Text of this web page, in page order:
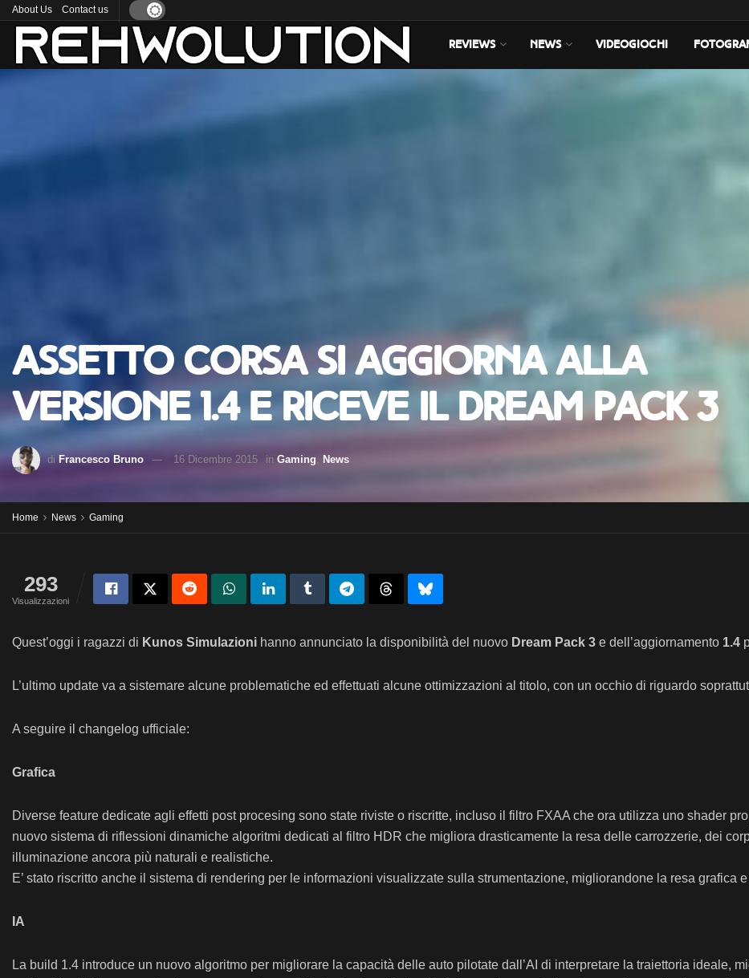
About Us Contact us
REVIEWS NEWS VIDEOGIOCHI
Assetto Corsa si aggiorna alla
versione 1.4 e riceve il Dream Pack 3
di Francesco Bruno 16 Dicembre 2015 in Gaming News
Home News Gaming
293
Visualizzazioni
Quest’oggi i ragazzi di Kunos Simulazioni hanno annunciato la disponibilità del nuovo Dream Pack 3 e dell’aggiornamento 1.4
L’ultimo update va a sistemare alcune problematiche ed effettuati alcune ottimizzazioni al titolo, con un occhio di riguardo
A seguire il changelog ufficiale:
Grafica
Diverse feature dedicate agli effetti post procesing sono state riviste o riscritte, incluso il filtro FXAA che ora utilizza uno shader
nuovo sistema di riflessioni dinamiche algoritmi dedicati al filtro HDR che migliora drasticamente la resa delle carrozzerie, dei
illuminazione ancora più naturali e realistiche.
E’ stato riscritto anche il sistema di rendering per le informazioni visualizzate sulla strumentazione, migliorandone la resa grafica
IA
La build 1.4 introduce un nuovo algoritmo per migliorare la capacità delle auto pilotate dall’AI di interpretare la traiettoria ideale,